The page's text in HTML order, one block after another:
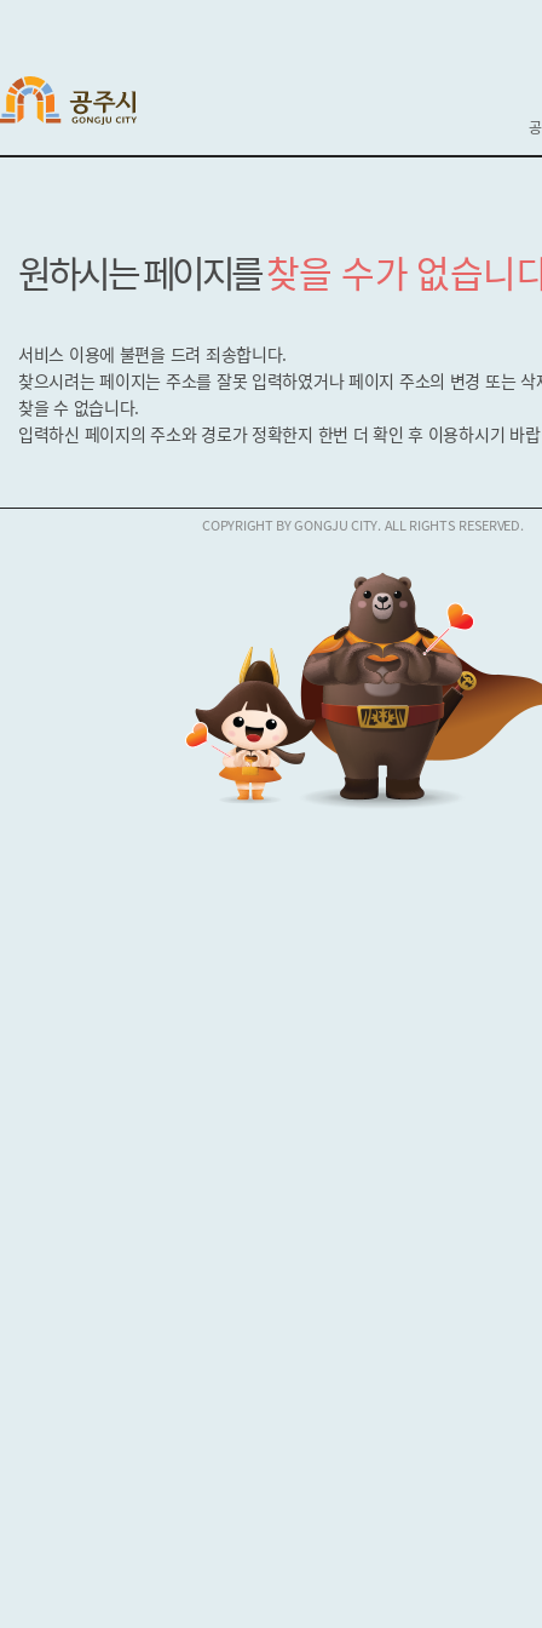
원하시는 페이지를찾을 수가 없습니
서비스 이용에 불편을 드려 죄송합니다.
찾으시려는 페이지는 주소를 잘못 입력하였거나 페이지 주소의 변경 또는
찾을 수 없습니다.
입력하신 페이지의 주소와 경로가 정확한지 한번 더 확인 후 이용하시기 바
COPYRIGHT BY GONGJU CITY. ALL RIGHTS RESERVED.